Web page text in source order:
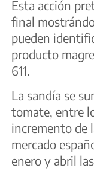
Esta acción
final
pueden
producto
611.
La sandía se
tomate, entre
incremento de
mercado
enero y abril